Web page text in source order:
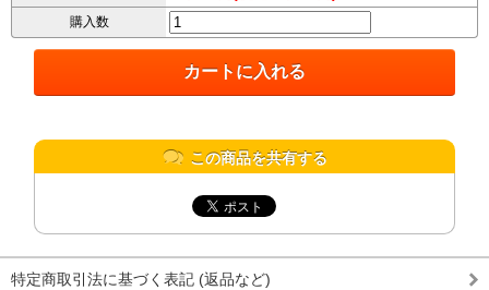
購入数
この商品を共有する
特定商取引法に基づく表記 (返品など)